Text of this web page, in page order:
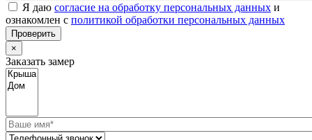
Я даю согласие на обработку персональных данных и
ознакомлен с политикой обработки персональных данных
Проверить
×
Заказать замер